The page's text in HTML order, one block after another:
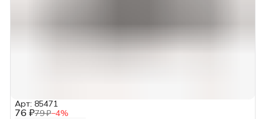
76 ₽79 ₽−4%
Арт: 85471